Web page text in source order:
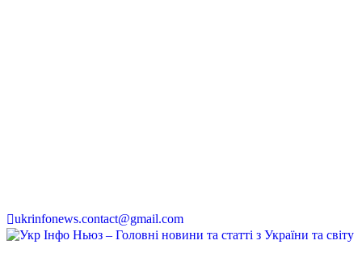
ukrinfonews.contact@gmail.com